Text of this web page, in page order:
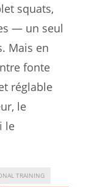
squats,
— un seul
Mais en
fonte
réglable
le
le
TRAINING